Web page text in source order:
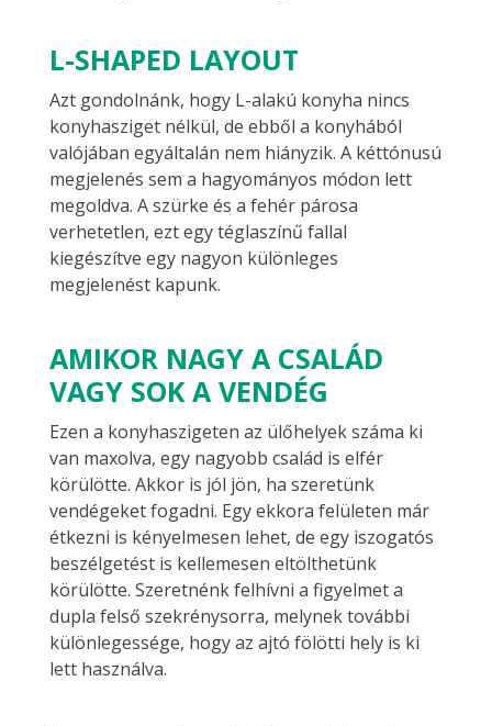
L-SHAPED LAYOUT
Azt gondolnánk, hogy L-alakú konyha nincs
konyhasziget nélkül, de ebből a konyhából
valójában egyáltalán nem hiányzik. A kéttónusú
megjelenés sem a hagyományos módon lett
megoldva. A szürke és a fehér párosa
verhetetlen, ezt egy téglaszínű fallal
kiegészítve egy nagyon különleges
megjelenést kapunk.
AMIKOR NAGY A CSALÁD
VAGY SOK A VENDÉG
Ezen a konyhaszigeten az ülőhelyek száma ki
van maxolva, egy nagyobb család is elfér
körülötte. Akkor is jól jön, ha szeretünk
vendégeket fogadni. Egy ekkora felületen már
étkezni is kényelmesen lehet, de egy iszogatós
beszélgetést is kellemesen eltölthetünk
körülötte. Szeretnénk felhívni a figyelmet a
dupla felső szekrénysorra, melynek további
különlegessége, hogy az ajtó fölötti hely is ki
lett használva.